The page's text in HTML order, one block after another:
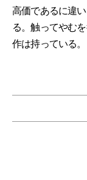
高価であるに違
る。触ってやむ
作は持っている。